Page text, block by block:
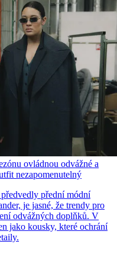
ovládnou odvážné a
nezapomenutelný
přední módní
je jasné, že trendy pro
odvážných doplňků. V
jako kousky, které ochrání